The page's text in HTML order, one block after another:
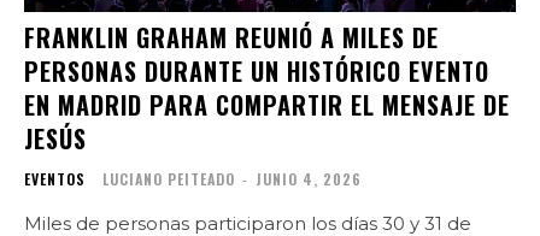
FRANKLIN GRAHAM REUNIÓ A MILES DE
PERSONAS DURANTE UN HISTÓRICO EVENTO
EN MADRID PARA COMPARTIR EL MENSAJE DE
JESÚS
EVENTOS LUCIANO PEITEADO - JUNIO 4, 2026
Miles de personas participaron los días 30 y 31 de